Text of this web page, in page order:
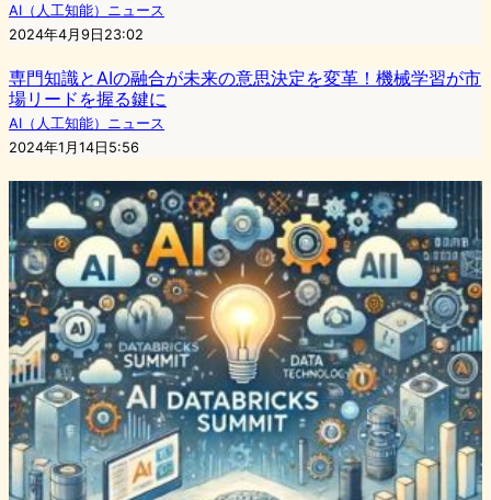
AI（人工知能）ニュース
2024年4月9日23:02
専門知識とAIの融合が未来の意思決定を変革！機械学習が市
場リードを握る鍵に
AI（人工知能）ニュース
2024年1月14日5:56